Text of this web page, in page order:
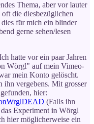
Thema, aber vor lauter
die diesbezüglichen
für mich ein blinder
gerne sehen/lesen
hatte vor ein paar Jahren
Wörgl" auf mein Vimeo-
mein Konto gelöscht.
ihn vergebens. Mit grosser
hier:
(Falls ihn
Experiment in Wörgl
hier möglicherweise ein